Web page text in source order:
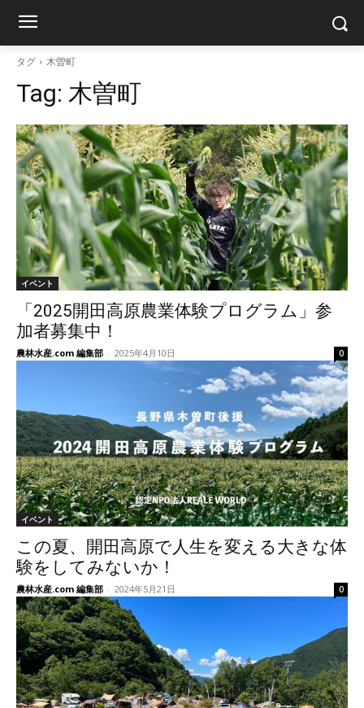
タグ 木曽町
Tag: 木曽町
イベント
「2025開田高原農業体験プログラム」参
加者募集中！
農林水産.com 編集部 - 2025年4月10日 0
イベント
この夏、開田高原で人生を変える大きな体
験をしてみないか！
農林水産.com 編集部 - 2024年5月21日 0